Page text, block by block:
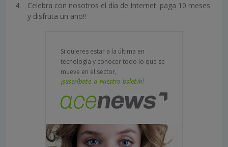
Celebra con nosotros el día de Internet: paga 10 meses
y disfruta un año!!
Si quieres estar a la última en
tecnología y conocer todo lo que se
mueve en el sector,
¡suscríbete a nuestro boletín!